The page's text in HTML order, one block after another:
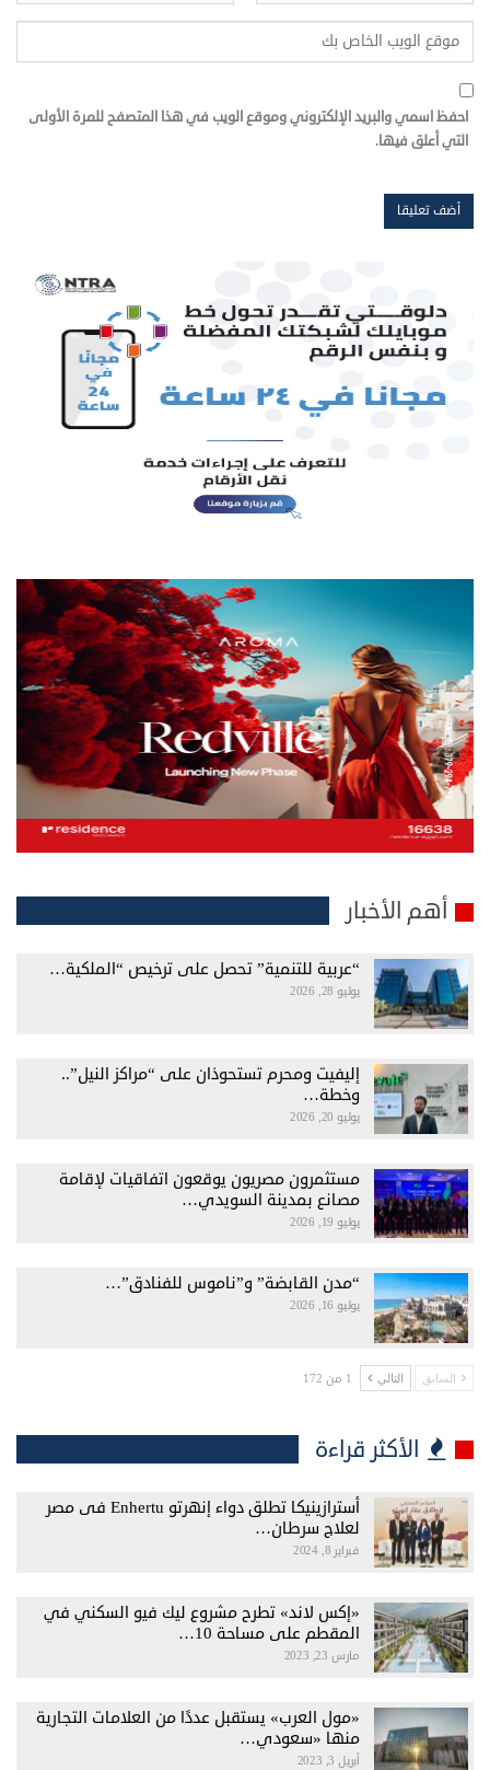
احفظ اسمي والبريد الإلكتروني وموقع الويب في هذا المتصفح للمرة الأولى
التي أعلق فيها.
أهم الأخبار
“عربية للتنمية” تحصل على ترخيص “الملكية…
يوليو 28, 2026
إليفيت ومحرم تستحوذان على “مراكز النيل”..
وخطة…
يوليو 20, 2026
مستثمرون مصريون يوقعون اتفاقيات لإقامة
مصانع بمدينة السويدي…
يوليو 19, 2026
“مدن القابضة” و”ناموس للفنادق”…
يوليو 16, 2026
السابق التالي 1 من 172
الأكثر قراءة
أسترازينيكا تطلق دواء إنهرتو Enhertu فى مصر
لعلاج سرطان…
فبراير 8, 2024
«إكس لاند» تطرح مشروع ليك فيو السكني في
المقطم على مساحة 10…
مارس 23, 2023
«مول العرب» يستقبل عددًا من العلامات التجارية
منها «سعودي…
أبريل 3, 2023